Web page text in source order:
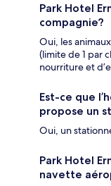
Park Hotel
compagnie?
Oui, les
(limite de 1 par
nourriture et
Est-ce que
propose un
Oui, un
Park Hotel
navette